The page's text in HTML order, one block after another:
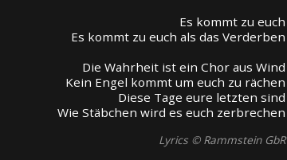
Es kommt zu euch
Es kommt zu euch als das Verderben
Die Wahrheit ist ein Chor aus Wind
Kein Engel kommt um euch zu rächen
Diese Tage eure letzten sind
Wie Stäbchen wird es euch zerbrechen
Lyrics © Rammstein GbR